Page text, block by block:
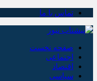
تماس با ما
صفحه نخست
اجتماعی
اقتصاد
سیاسی